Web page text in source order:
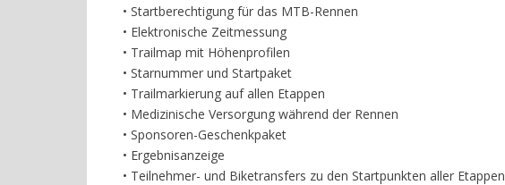
• Startberechtigung für das MTB-Rennen
• Elektronische Zeitmessung
• Trailmap mit Höhenprofilen
• Starnummer und Startpaket
• Trailmarkierung auf allen Etappen
• Medizinische Versorgung während der Rennen
• Sponsoren-Geschenkpaket
• Ergebnisanzeige
• Teilnehmer- und Biketransfers zu den Startpunkten aller Etappen